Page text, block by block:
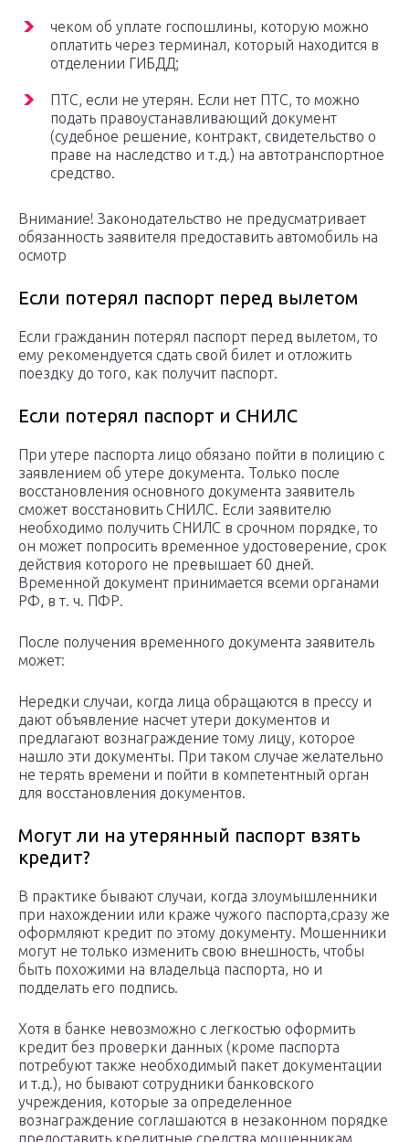
чеком об уплате госпошлины, которую можно
оплатить через терминал, который находится в
отделении ГИБДД;
ПТС, если не утерян. Если нет ПТС, то можно
подать правоустанавливающий документ
(судебное решение, контракт, свидетельство о
праве на наследство и т.д.) на автотранспортное
средство.
Внимание! Законодательство не предусматривает
обязанность заявителя предоставить автомобиль на
осмотр
Если потерял паспорт перед вылетом
Если гражданин потерял паспорт перед вылетом, то
ему рекомендуется сдать свой билет и отложить
поездку до того, как получит паспорт.
Если потерял паспорт и СНИЛС
При утере паспорта лицо обязано пойти в полицию с
заявлением об утере документа. Только после
восстановления основного документа заявитель
сможет восстановить СНИЛС. Если заявителю
необходимо получить СНИЛС в срочном порядке, то
он может попросить временное удостоверение, срок
действия которого не превышает 60 дней.
Временной документ принимается всеми органами
РФ, в т. ч. ПФР.
После получения временного документа заявитель
может:
Нередки случаи, когда лица обращаются в прессу и
дают объявление насчет утери документов и
предлагают вознаграждение тому лицу, которое
нашло эти документы. При таком случае желательно
не терять времени и пойти в компетентный орган
для восстановления документов.
Могут ли на утерянный паспорт взять
кредит?
В практике бывают случаи, когда злоумышленники
при нахождении или краже чужого паспорта,сразу же
оформляют кредит по этому документу. Мошенники
могут не только изменить свою внешность, чтобы
быть похожими на владельца паспорта, но и
подделать его подпись.
Хотя в банке невозможно с легкостью оформить
кредит без проверки данных (кроме паспорта
потребуют также необходимый пакет документации
и т.д.), но бывают сотрудники банковского
учреждения, которые за определенное
вознаграждение соглашаются в незаконном порядке
предоставить кредитные средства мошенникам.